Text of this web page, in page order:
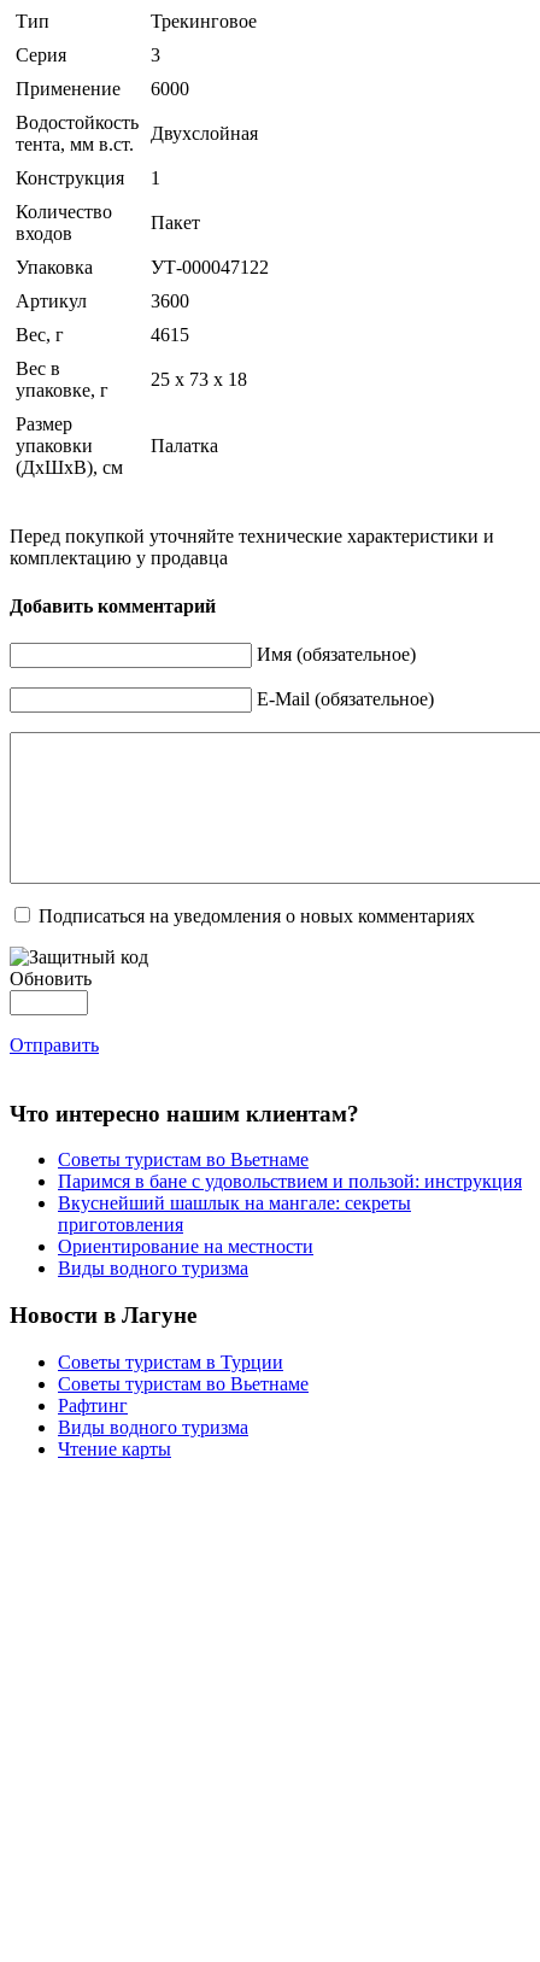
Тип
Трекинговое
Серия
3
Применение
6000
Водостойкость
тента, мм в.ст.
Двухслойная
Конструкция
1
Количество
входов
Пакет
Упаковка
УТ-000047122
Артикул
3600
Вес, г
4615
Вес в
упаковке, г
25 x 73 x 18
Размер
упаковки
(ДхШхВ), см
Палатка
Перед покупкой уточняйте технические характеристики и
комплектацию у продавца
Добавить комментарий
Имя (обязательное)
E-Mail (обязательное)
Подписаться на уведомления о новых комментариях
Обновить
Отправить
Что интересно нашим клиентам?
Советы туристам во Вьетнаме
Паримся в бане с удовольствием и пользой: инструкция
Вкуснейший шашлык на мангале: секреты
приготовления
Ориентирование на местности
Виды водного туризма
Новости в Лагуне
Советы туристам в Турции
Советы туристам во Вьетнаме
Рафтинг
Виды водного туризма
Чтение карты